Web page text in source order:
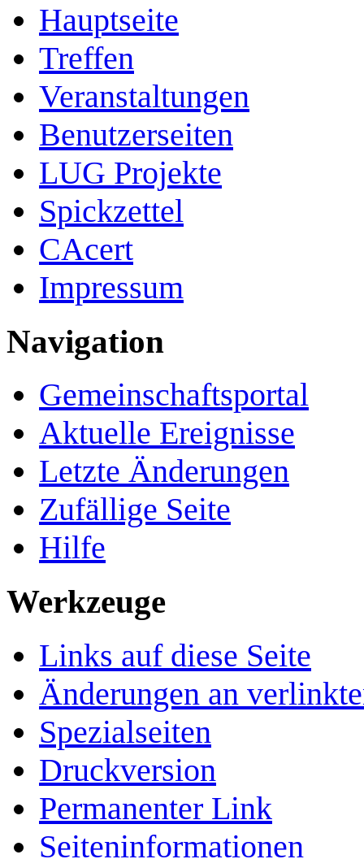
Hauptseite
Treffen
Veranstaltungen
Benutzerseiten
LUG Projekte
Spickzettel
CAcert
Impressum
Navigation
Gemeinschafts­portal
Aktuelle Ereignisse
Letzte Änderungen
Zufällige Seite
Hilfe
Werkzeuge
Links auf diese Seite
Änderungen an
Spezialseiten
Druckversion
Permanenter Link
Seiten­­informationen